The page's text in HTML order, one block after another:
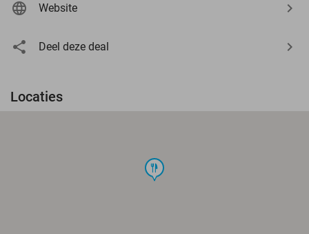
Website
Deel deze deal
Locaties
food